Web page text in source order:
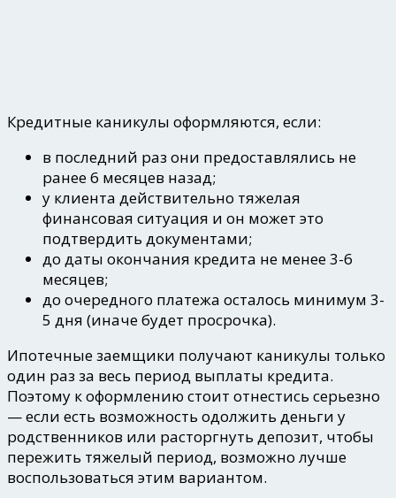
Кредитные каникулы оформляются, если:
в последний раз они предоставлялись не
ранее 6 месяцев назад;
у клиента действительно тяжелая
финансовая ситуация и он может это
подтвердить документами;
до даты окончания кредита не менее 3-6
месяцев;
до очередного платежа осталось минимум 3-
5 дня (иначе будет просрочка).
Ипотечные заемщики получают каникулы только
один раз за весь период выплаты кредита.
Поэтому к оформлению стоит отнестись серьезно
— если есть возможность одолжить деньги у
родственников или расторгнуть депозит, чтобы
пережить тяжелый период, возможно лучше
воспользоваться этим вариантом.